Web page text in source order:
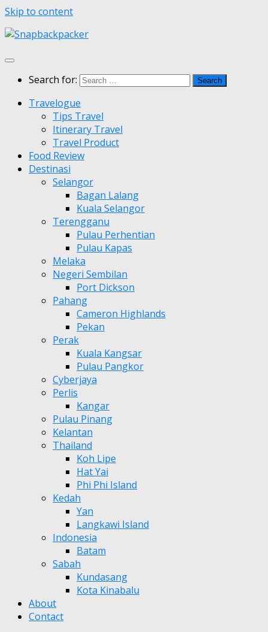
Skip to content
Search for:
Travelogue
Tips Travel
Itinerary Travel
Travel Product
Food Review
Destinasi
Selangor
Bagan Lalang
Kuala Selangor
Terengganu
Pulau Perhentian
Pulau Kapas
Melaka
Negeri Sembilan
Port Dickson
Pahang
Cameron Highlands
Pekan
Perak
Kuala Kangsar
Pulau Pangkor
Cyberjaya
Perlis
Kangar
Pulau Pinang
Kelantan
Thailand
Koh Lipe
Hat Yai
Phi Phi Island
Kedah
Yan
Langkawi Island
Indonesia
Batam
Sabah
Kundasang
Kota Kinabalu
About
Contact